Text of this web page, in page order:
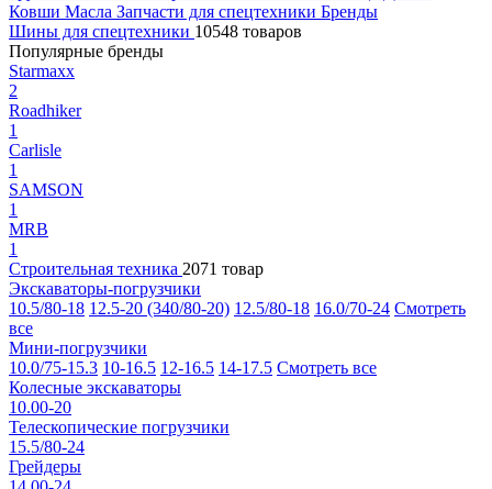
Ковши Масла Запчасти для спецтехники Бренды
Шины для спецтехники 10548 товаров
Популярные бренды
Starmaxx
2
Roadhiker
1
Carlisle
1
SAMSON
1
MRB
1
Строительная техника 2071 товар
Экскаваторы-погрузчики
10.5/80-18 12.5-20 (340/80-20) 12.5/80-18 16.0/70-24 Смотреть
все
Мини-погрузчики
10.0/75-15.3 10-16.5 12-16.5 14-17.5 Смотреть все
Колесные экскаваторы
10.00-20
Телескопические погрузчики
15.5/80-24
Грейдеры